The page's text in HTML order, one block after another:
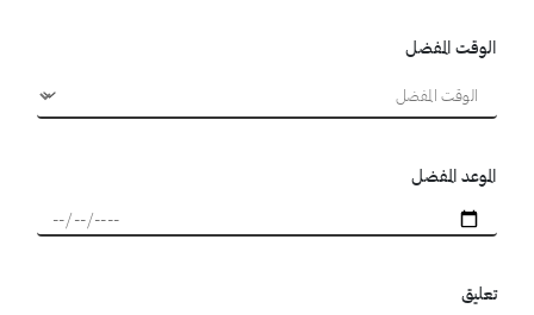
الوقت المفضل
الموعد المفضل
تعليق